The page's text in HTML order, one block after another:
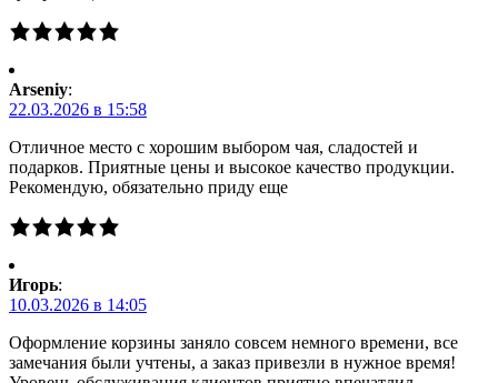
Arseniy:
22.03.2026 в 15:58
Отличное место с хорошим выбором чая, сладостей и
подарков. Приятные цены и высокое качество продукции.
Рекомендую, обязательно приду еще
Игорь:
10.03.2026 в 14:05
Оформление корзины заняло совсем немного времени, все
замечания были учтены, а заказ привезли в нужное время!